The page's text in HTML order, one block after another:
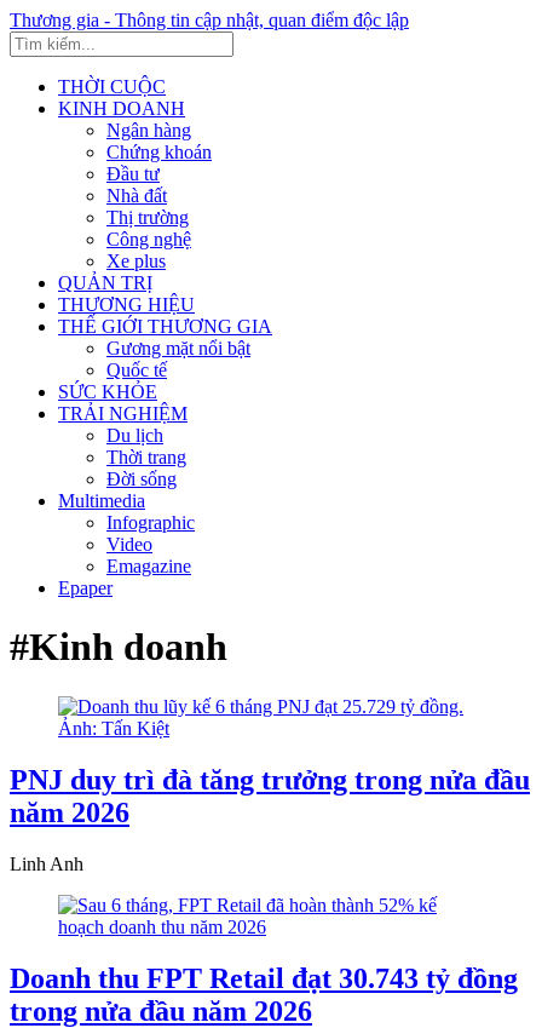
Thương gia - Thông tin cập nhật, quan điểm độc lập
THỜI CUỘC
KINH DOANH
Ngân hàng
Chứng khoán
Đầu tư
Nhà đất
Thị trường
Công nghệ
Xe plus
QUẢN TRỊ
THƯƠNG HIỆU
THẾ GIỚI THƯƠNG GIA
Gương mặt nổi bật
Quốc tế
SỨC KHỎE
TRẢI NGHIỆM
Du lịch
Thời trang
Đời sống
Multimedia
Infographic
Video
Emagazine
Epaper
#Kinh doanh
PNJ duy trì đà tăng trưởng trong nửa đầu
năm 2026
Linh Anh
Doanh thu FPT Retail đạt 30.743 tỷ đồng
trong nửa đầu năm 2026